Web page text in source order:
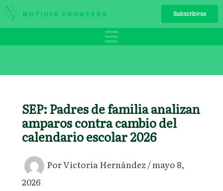
Ir
al
Subscribirse
SEP: Padres de familia analizan
amparos contra cambio del
calendario escolar 2026
PorVictoria Hernández/mayo 8,
2026